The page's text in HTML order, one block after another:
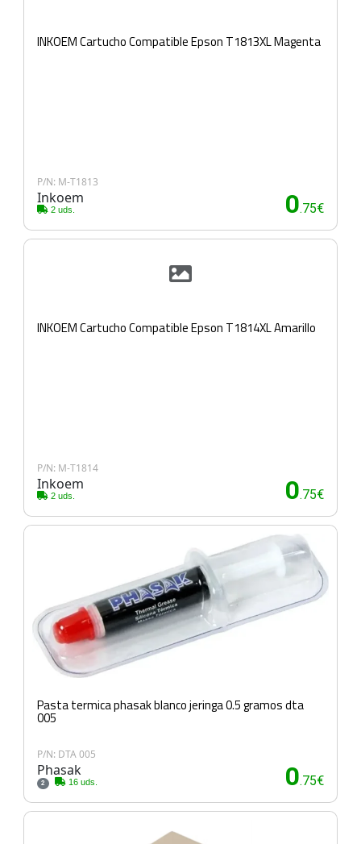
INKOEM Cartucho Compatible Epson T1813XL Magenta
P/N: M-T1813
Inkoem
2 uds. 0.75€
INKOEM Cartucho Compatible Epson T1814XL Amarillo
P/N: M-T1814
Inkoem
2 uds. 0.75€
Pasta termica phasak blanco jeringa 0.5 gramos dta
005
P/N: DTA 005
Phasak
2 16 uds. 0.75€